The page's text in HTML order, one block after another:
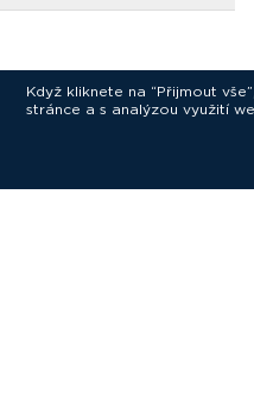
Když kliknete na “Přijmout
stránce a s analýzou využití